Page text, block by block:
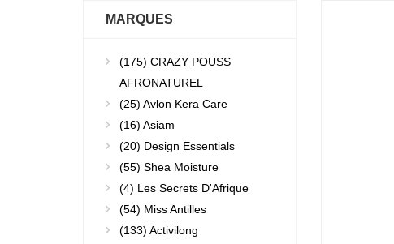
MARQUES
(175) CRAZY POUSS
AFRONATUREL
(25) Avlon Kera Care
(16) Asiam
(20) Design Essentials
(55) Shea Moisture
(4) Les Secrets D'Afrique
(54) Miss Antilles
(133) Activilong